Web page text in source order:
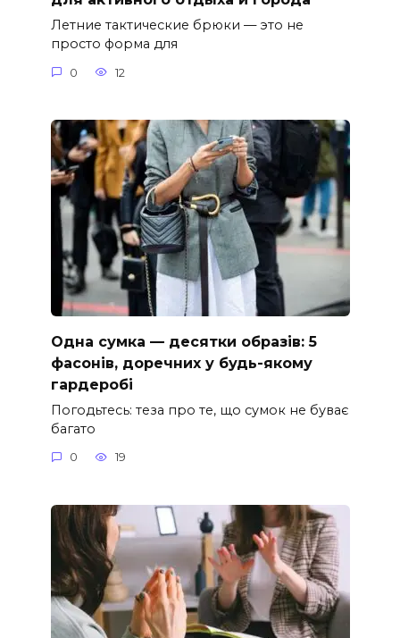
Летние тактические брюки — это не
просто форма для
0 12
Одна сумка — десятки образів: 5
фасонів, доречних у будь-якому
гардеробі
Погодьтесь: теза про те, що сумок не буває
багато
0 19